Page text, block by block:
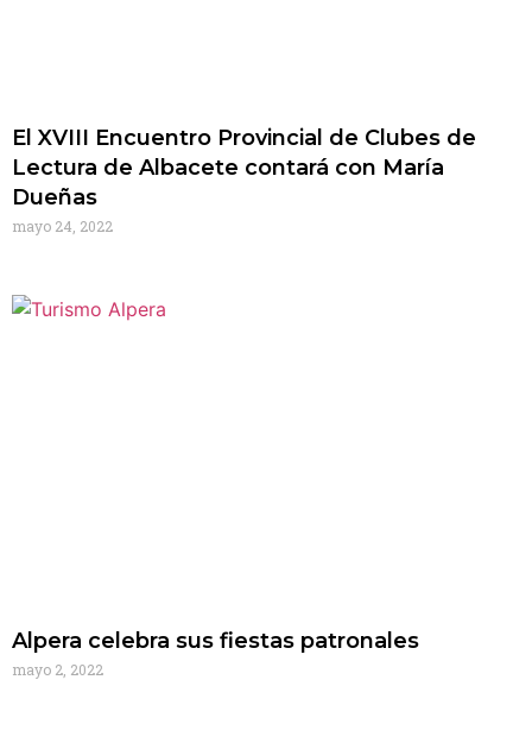
El XVIII Encuentro Provincial de Clubes de
Lectura de Albacete contará con María
Dueñas
mayo 24, 2022
Alpera celebra sus fiestas patronales
mayo 2, 2022